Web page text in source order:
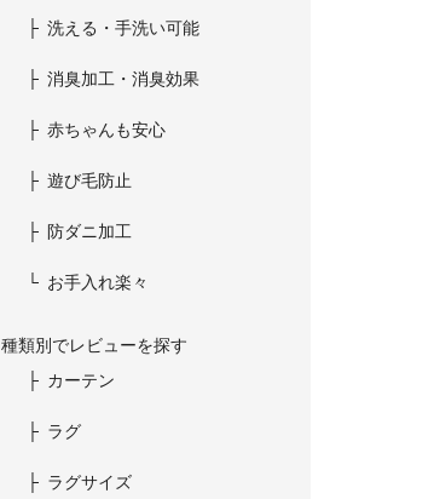
洗える・手洗い可能
消臭加工・消臭効果
赤ちゃんも安心
遊び毛防止
防ダニ加工
お手入れ楽々
種類別でレビューを探す
カーテン
ラグ
ラグサイズ